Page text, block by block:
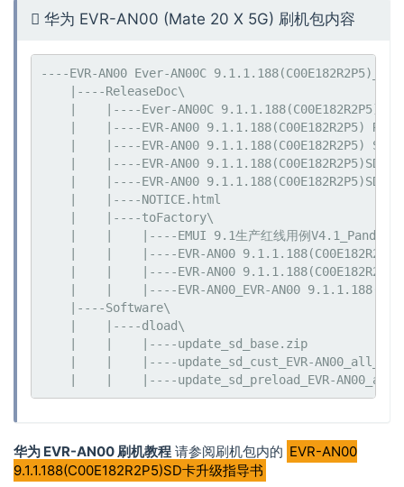
华为 EVR-AN00 (Mate 20 X 5G) 刷机包内容
----EVR-AN00 Ever-AN00C
    |----ReleaseDoc\
|    |----Ever-AN00C 9.1.1.188(C00E182R2P5)
|    |----EVR-AN00 9.1.1.188(C00E182R2P5)
|    |----EVR-AN00 9.1.1.188(C00E182R2P5)
|    |----EVR-AN00 9.1.1.188(C00E182R2P5)SD卡升
|    |----EVR-AN00 9.1.1.188(C00E182R2P5)SD卡升
    |    |----NOTICE.html
    |    |----toFactory\
|    |    |----EMUI 9.1生产红线用例V4.1_Panda-
|    |    |----EVR-AN00 9.1.1.188(C00E182R2P5)
|    |    |----EVR-AN00 9.1.1.188(C00E182R2P5)
|    |    |----EVR-AN00_EVR-AN00
    |----Software\
    |    |----dload\
    |    |    |----update_sd_base.zip
|    |    |----update_sd_cust_EVR-
华为 EVR-AN00 刷机教程 请参阅刷机包内的 EVR-AN00
9.1.1.188(C00E182R2P5)SD卡升级指导书